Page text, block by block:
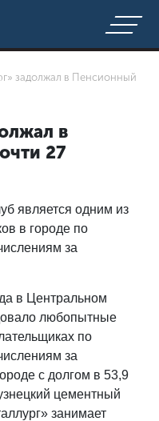
задолжал в Пенсионный
в
27
является одним из
в городе по
за
в Центральном
любопытные
по
за
с долгом в 53,9
цементный
занимает